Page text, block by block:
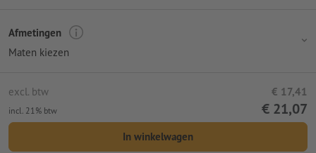
Afmetingen
Maten kiezen
excl. btw € 17,41
incl. 21% btw € 21,07
In winkelwagen